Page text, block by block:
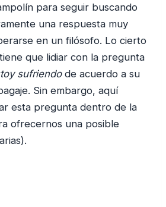
para seguir buscando
una respuesta muy
en un filósofo. Lo cierto
que lidiar con la pregunta
sufriendo de acuerdo a su
Sin embargo, aquí
esta pregunta dentro de la
ofrecernos una posible